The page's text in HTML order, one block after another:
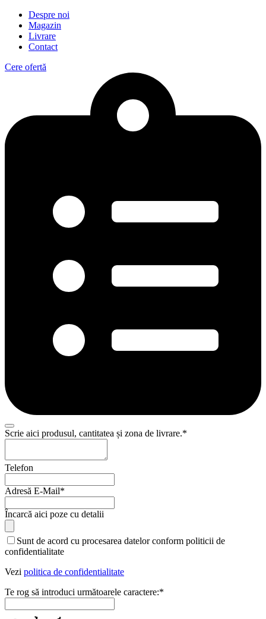
Despre noi
Magazin
Livrare
Contact
Cere ofertă
Scrie aici produsul, cantitatea și zona de livrare.*
Telefon
Adresă E-Mail*
Încarcă aici poze cu detalii
Sunt de acord cu procesarea datelor conform politicii de
confidentialitate
Vezi politica de confidentialitate
Te rog să introduci următoarele caractere:*